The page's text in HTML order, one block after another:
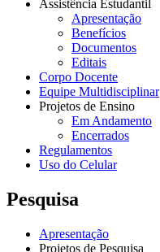
Assistência Estudantil
Apresentação
Benefícios
Documentos
Editais
Corpo Docente
Equipe Multidisciplinar
Projetos de Ensino
Em Andamento
Encerrados
Regulamentos
Uso do Celular
Pesquisa
Apresentação
Projetos de Pesquisa